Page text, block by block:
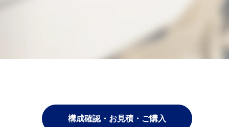
構成確認・お見積・ご購入